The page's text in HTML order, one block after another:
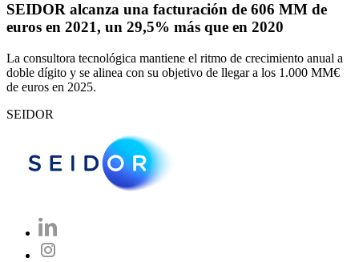
SEIDOR alcanza una facturación de 606 MM de
euros en 2021, un 29,5% más que en 2020
La consultora tecnológica mantiene el ritmo de crecimiento anual a
doble dígito y se alinea con su objetivo de llegar a los 1.000 MM€
de euros en 2025.
SEIDOR